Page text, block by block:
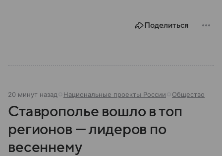
Поделиться
20 минут назад Национальные проекты России Общество
Ставрополье вошло в топ
регионов — лидеров по
весеннему